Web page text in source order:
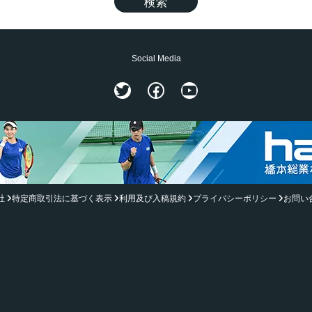
Social Media
TwitterFacebook
YouTube
特定商取引法に基づく表示 利用及び入稿規約 プライバシーポリシー お問い